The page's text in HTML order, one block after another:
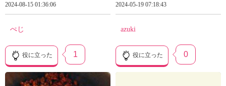
2024-08-15 01:36:06
ぺじ
役に立った 1
2024-05-19 07:18:43
azuki
役に立った 0